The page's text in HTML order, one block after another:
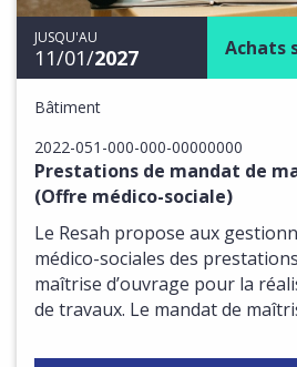
JUSQU'AU
11/01/2027 Achats
Bâtiment
2022-051-000-000-00000000
Prestations de mandat de
(Offre médico-sociale)
Le Resah propose aux
médico-sociales des
maîtrise d’ouvrage pour la
de travaux. Le mandat de